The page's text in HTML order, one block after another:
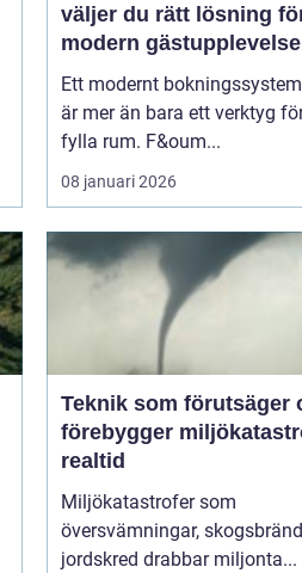
väljer du rätt lösning
modern gästupplevelse
Ett modernt
är mer än bara ett verktyg
fylla rum. F&oum...
08 januari 2026
Teknik som förutsäger
förebygger
realtid
Miljökatastrofer som
översvämningar,
jordskred drabbar miljonta...